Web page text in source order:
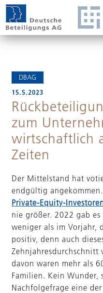
DBAG
15.5.2023
zum
wirtschaftlich
Zeiten
Der Mittelstand hat
endgültig
Private-Equity-
nie größer. 2022 gab
weniger als im Vorjahr,
positiv, denn auch
Zehnjahresdurchschnitt
davon waren mehr als
Familien. Kein Wunder,
Nachfolgefrage eine